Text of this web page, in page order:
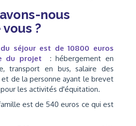
nous
?
séjour est de 10800 euros
du projet : hébergement en
transport en bus, salaire des
et de la personne ayant le brevet
les activités d'équitation.
est de 540 euros ce qui est